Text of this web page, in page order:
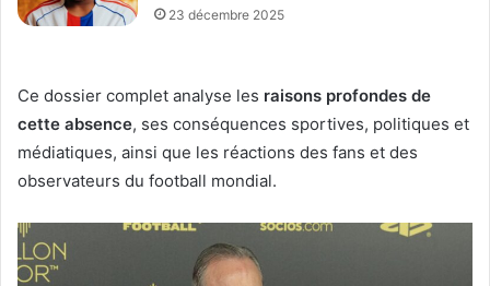
23 décembre 2025
Ce dossier complet analyse les raisons profondes de
cette absence, ses conséquences sportives, politiques et
médiatiques, ainsi que les réactions des fans et des
observateurs du football mondial.